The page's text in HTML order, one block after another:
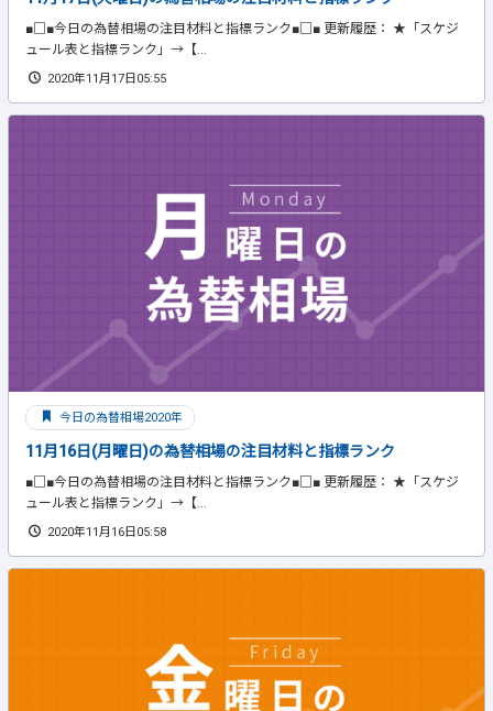
■□■今日の為替相場の注目材料と指標ランク■□■ 更新履歴： ★「スケジ
ュール表と指標ランク」→【...
2020年11月17日05:55
今日の為替相場2020年
11月16日(月曜日)の為替相場の注目材料と指標ランク
■□■今日の為替相場の注目材料と指標ランク■□■ 更新履歴： ★「スケジ
ュール表と指標ランク」→【...
2020年11月16日05:58